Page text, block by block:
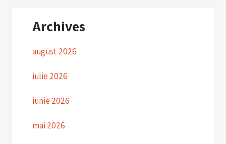
Archives
august 2026
iulie 2026
iunie 2026
mai 2026